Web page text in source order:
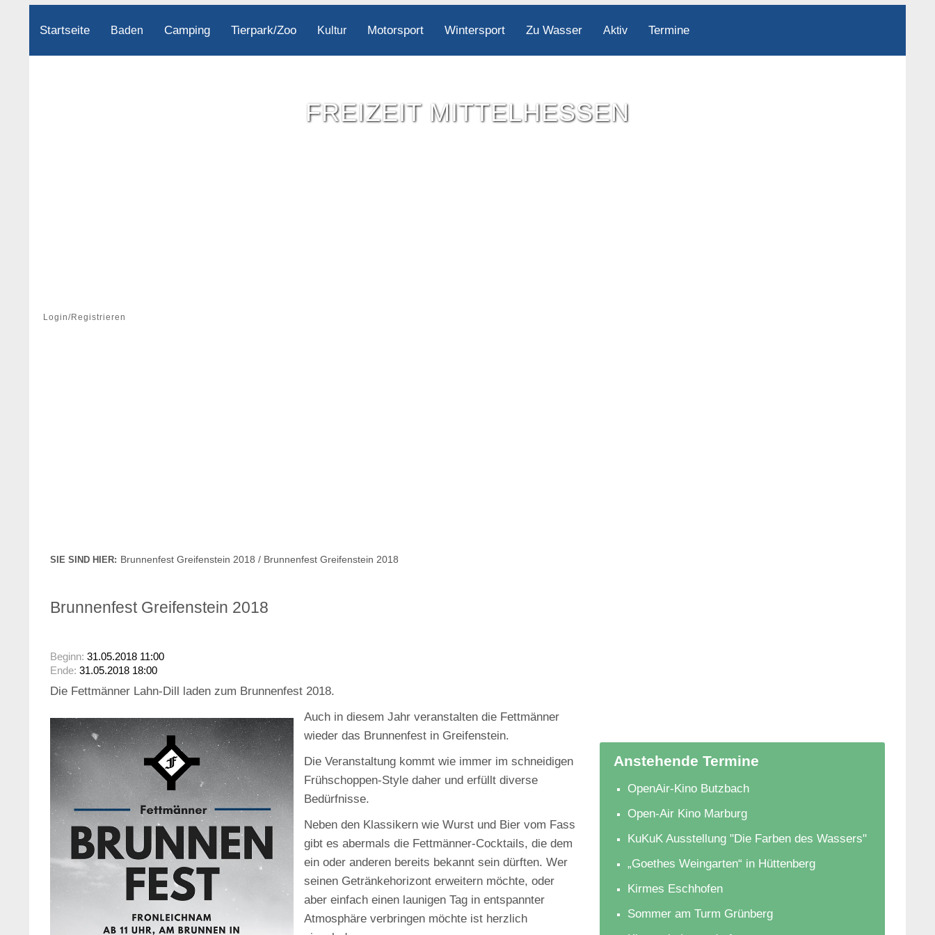
Startseite Baden Camping Tierpark/Zoo Kultur Motorsport Wintersport Zu Wasser Aktiv Termine
FREIZEIT MITTELHESSEN
Login/Registrieren
SIE SIND HIER: Brunnenfest Greifenstein 2018 / Brunnenfest Greifenstein 2018
Brunnenfest Greifenstein 2018
Beginn: 31.05.2018 11:00
Ende: 31.05.2018 18:00
Die Fettmänner Lahn-Dill laden zum Brunnenfest 2018.
Auch in diesem Jahr veranstalten die Fettmänner
wieder das Brunnenfest in Greifenstein.
Die Veranstaltung kommt wie immer im schneidigen
Frühschoppen-Style daher und erfüllt diverse
Bedürfnisse.
Neben den Klassikern wie Wurst und Bier vom Fass
gibt es abermals die Fettmänner-Cocktails, die dem
ein oder anderen bereits bekannt sein dürften. Wer
seinen Getränkehorizont erweitern möchte, oder
aber einfach einen launigen Tag in entspannter
Atmosphäre verbringen möchte ist herzlich
Anstehende Termine
OpenAir-Kino Butzbach
Open-Air Kino Marburg
KuKuK Ausstellung "Die Farben des Wassers"
„Goethes Weingarten“ in Hüttenberg
Kirmes Eschhofen
Sommer am Turm Grünberg